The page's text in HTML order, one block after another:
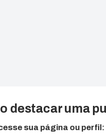
destacar uma
sua página ou perfil: